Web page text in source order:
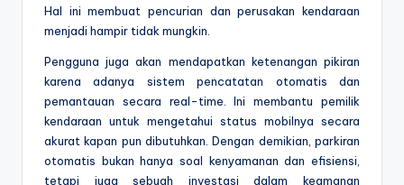
Hal ini membuat pencurian dan perusakan kendaraan
menjadi hampir tidak mungkin.
Pengguna juga akan mendapatkan ketenangan pikiran
karena adanya sistem pencatatan otomatis dan
pemantauan secara real-time. Ini membantu pemilik
kendaraan untuk mengetahui status mobilnya secara
akurat kapan pun dibutuhkan. Dengan demikian, parkiran
otomatis bukan hanya soal kenyamanan dan efisiensi,
tetapi juga sebuah investasi dalam keamanan